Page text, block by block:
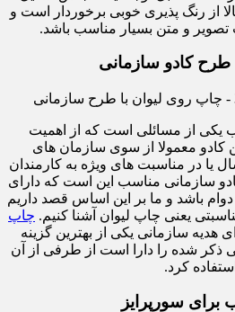
از رنگ پذیری خوبی برخوردار است و
و متن بسیار مناسب باشد.
کادو سازمانی
یکی از مسائلی است که از اهمیت
کادو معمولا از سوی سازمان های
یا در مناسبت های ویژه به کارمندان
سازمانی مناسب این است که دارای
دوام باشد و ما بر این اساس قصد داریم
یعنی چاپ لیوان آشنا کنیم. چاپ
هدیه سازمانی یکی از بهترین گزینه
ذکر شده را دارا است از طرفی از آن
کرد.
برای سورپرایز